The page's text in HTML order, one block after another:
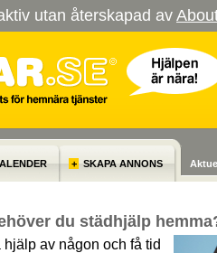
utan återskapad av
+ SKAPA ANNONS
du städhjälp
hjälp av någon och få tid